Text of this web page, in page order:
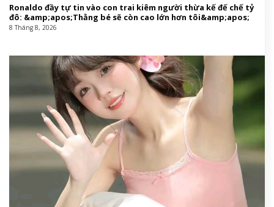
Ronaldo đầy tự tin vào con trai kiêm người thừa kế đế chế tỷ
đô: &amp;apos;Thằng bé sẽ còn cao lớn hơn tôi&amp;apos;
8 Tháng 8, 2026